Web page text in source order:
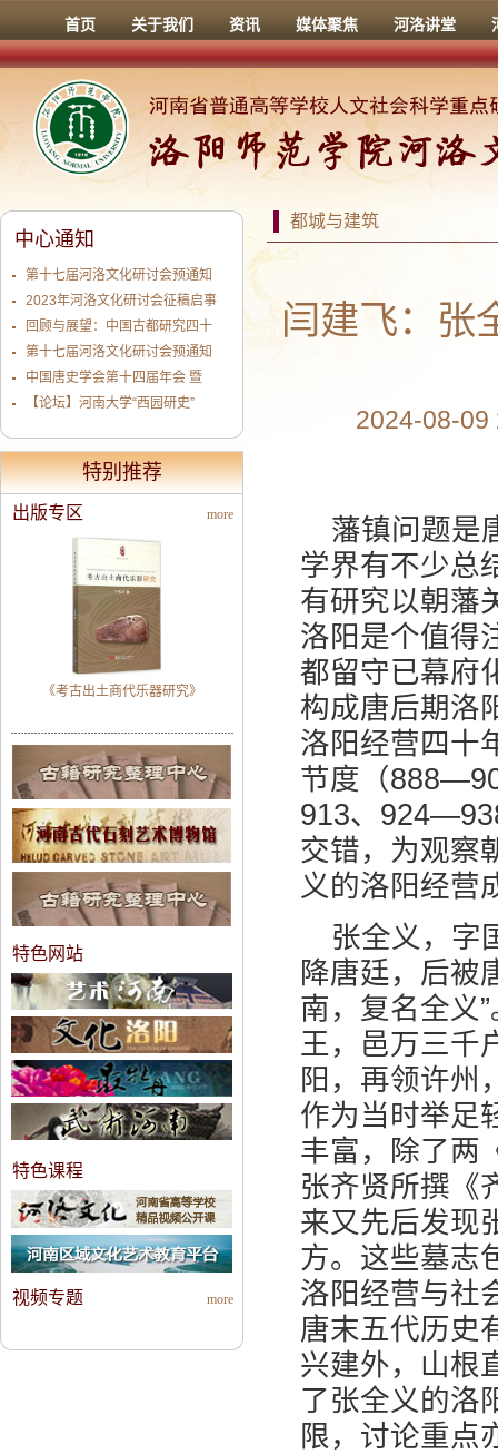
首页 关于我们 资讯 媒体聚焦 河洛讲堂
都城与建筑
闫建飞：张
2024-08-09
藩镇问题是
学界有不少总
有研究以朝藩
洛阳是个值得
都留守已幕府
构成唐后期洛
洛阳经营四十
节度（
913、
交错，为观察
义的洛阳经营
张全义，字
降唐廷，后被
南，复名全义
王，邑万三千
阳，再领许州
作为当时举足
丰富，除了两
张齐贤所撰《
来又先后发现
方。这些墓志
洛阳经营与社
唐末五代历史
兴建外，山根
了张全义的洛
限，讨论重点
中心通知
第十七届河洛文化研讨会预通知
2023年河洛文化研讨会征稿启事
回顾与展望：中国古都研究四十
第十七届河洛文化研讨会预通知
中国唐史学会第十四届年会 暨
【论坛】河南大学“西园研史”
特别推荐
more
出版专区
《考古出土商代乐器研究》
特色网站
特色课程
more
视频专题